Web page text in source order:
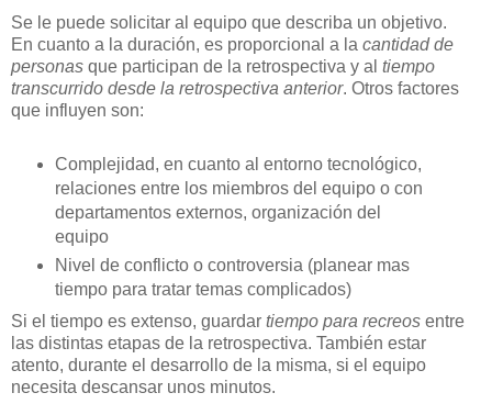
Se le puede solicitar al equipo que describa un objetivo.
En cuanto a la duración, es proporcional a la cantidad de
personas que participan de la retrospectiva y al tiempo
transcurrido desde la retrospectiva anterior. Otros factores
que influyen son:
Complejidad, en cuanto al entorno tecnológico,
relaciones entre los miembros del equipo o con
departamentos externos, organización del
equipo
Nivel de conflicto o controversia (planear mas
tiempo para tratar temas complicados)
Si el tiempo es extenso, guardar tiempo para recreos entre
las distintas etapas de la retrospectiva. También estar
atento, durante el desarrollo de la misma, si el equipo
necesita descansar unos minutos.